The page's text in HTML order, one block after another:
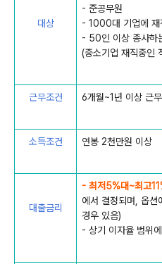
대상
- 준공무원
- 1000대 기업에 재
- 50인 이상 종사하
(중소기업 재직중인
근무조건 6개월~1년 이상 근무
소득조건 연봉 2천만원 이상
대출금리
- 최저5%대~최고
에서 결정되며, 옵
경우 있음)
- 상기 이자율 범위